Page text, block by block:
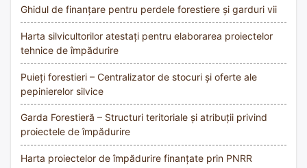
Ghidul de finanțare pentru perdele forestiere și garduri vii
Harta silvicultorilor atestați pentru elaborarea proiectelor
tehnice de împădurire
Puieți forestieri – Centralizator de stocuri și oferte ale
pepinierelor silvice
Garda Forestieră – Structuri teritoriale și atribuții privind
proiectele de împădurire
Harta proiectelor de împădurire finanțate prin PNRR